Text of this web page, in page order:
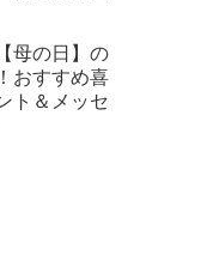
母の日】の
おすすめ喜
ト＆メッセ